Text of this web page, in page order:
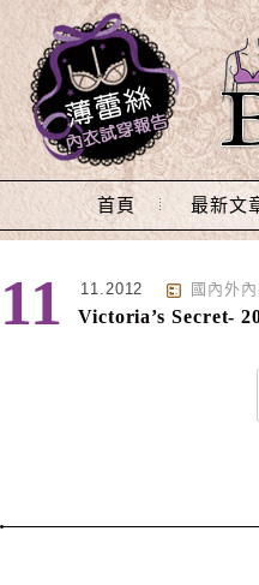
Main Menu
首頁 最新文
11 11.2012 國內外
Victoria’s Secret-